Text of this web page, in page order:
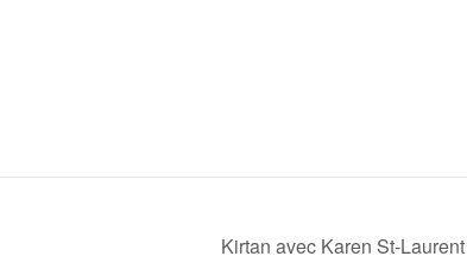
Kirtan avec Karen St-Laurent